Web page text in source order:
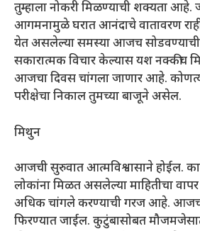
तुम्हाला नोकरी मिळण्याची शक्यता आहे.
आगमनामुळे घरात आनंदाचे वातावरण
येत असलेल्या समस्या आजच
सकारात्मक विचार केल्यास यश नक्कीच
आजचा दिवस चांगला जाणार आहे.
परीक्षेचा निकाल तुमच्या बाजूने असेल.
मिथुन
आजची सुरुवात आत्मविश्वासाने होईल.
लोकांना मिळत असलेल्या माहितीचा
अधिक चांगले करण्याची गरज आहे.
फिरण्यात जाईल. कुटुंबासोबत